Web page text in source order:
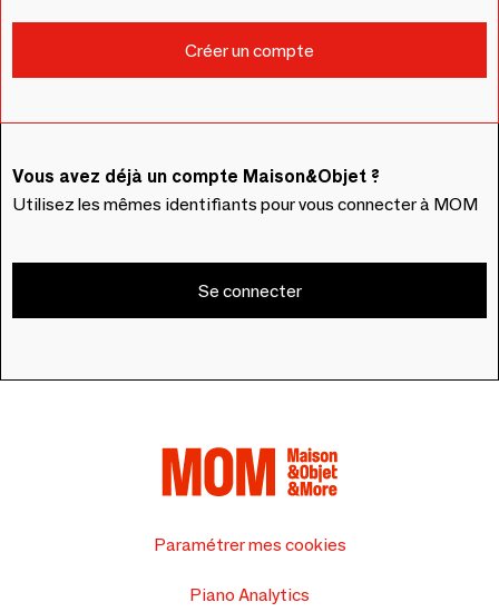
Vous avez déjà un compte Maison&Objet ?
Utilisez les mêmes identifiants pour vous connecter à MOM
Se connecter
Paramétrer mes cookies
Piano Analytics